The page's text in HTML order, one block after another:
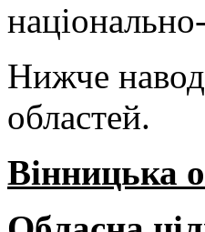
Нижче
областей.
Вінницька